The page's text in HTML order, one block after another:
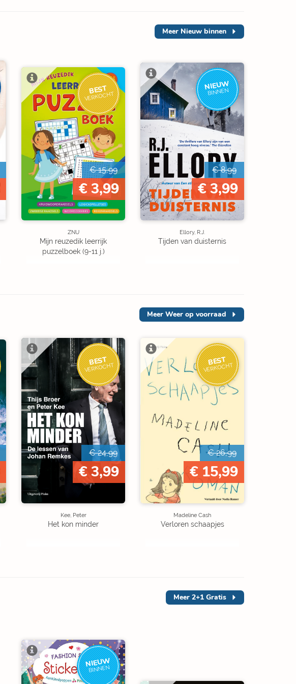
Meer Nieuw binnen
BEST
VERKOCHT
€ 15,99
€ 3,99
ZNU
Mijn reuzedik leerrijk
puzzelboek (9-11 j.)
NIEUW
BINNEN
€ 8,99
€ 3,99
Ellory, R.J.
Tijden van duisternis
Meer Weer op voorraad
BEST
VERKOCHT
€ 24,99
€ 3,99
Kee, Peter
Het kon minder
BEST
VERKOCHT
€ 26,99
€ 15,99
Madeline Cash
Verloren schaapjes
Meer 2+1 Gratis
NIEUW
BINNEN